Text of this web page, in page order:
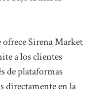
Sirena Market
a los clientes
de plataformas
directamente en la